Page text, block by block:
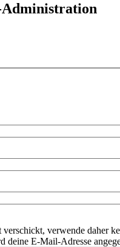
verschickt, verwende daher
E-Mail-Adresse